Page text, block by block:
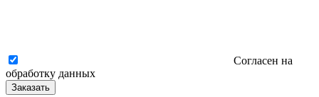
Согласен на
обработку данных
Заказать